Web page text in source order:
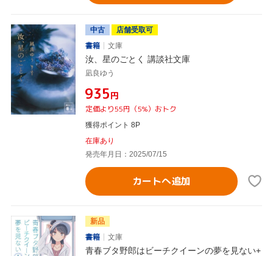
中古
店舗受取可
書籍
文庫
汝、星のごとく 講談社文庫
凪良ゆう
¥935円
定価より55円（5%）おトク
獲得ポイント 8P
在庫あり
発売年月日：2025/07/15
カートへ追加
新品
書籍
文庫
青春ブタ野郎はビーチクイーンの夢を見ない+